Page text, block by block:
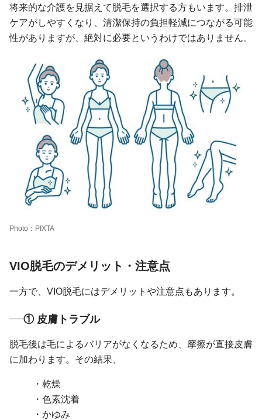
将来的な介護を見据えて脱毛を選択する方もいます。排泄
ケアがしやすくなり、清潔保持の負担軽減につながる可能
性がありますが、絶対に必要というわけではありません。
Photo：PIXTA
VIO脱毛のデメリット・注意点
一方で、VIO脱毛にはデメリットや注意点もあります。
① 皮膚トラブル
脱毛後は毛によるバリアがなくなるため、摩擦が直接皮膚
に加わります。その結果、
・乾燥
・色素沈着
・かゆみ